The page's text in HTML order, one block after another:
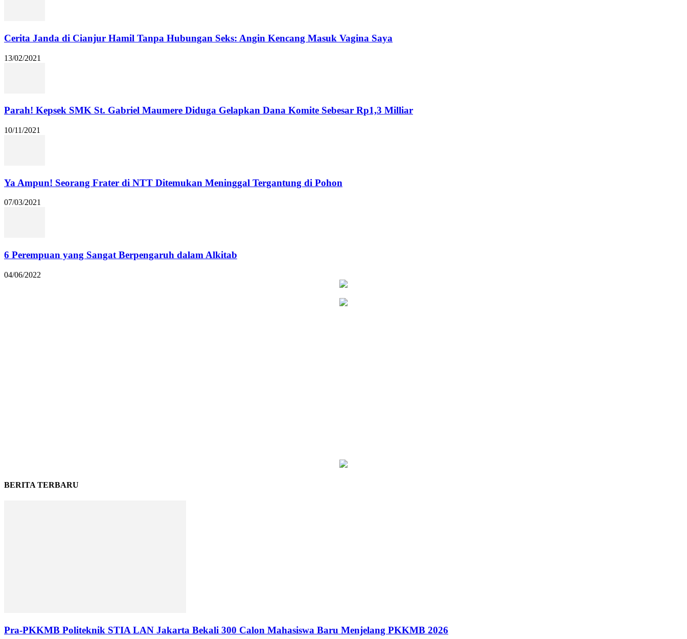
Cerita Janda di Cianjur Hamil Tanpa Hubungan Seks: Angin Kencang Masuk Vagina Saya
13/02/2021
Parah! Kepsek SMK St. Gabriel Maumere Diduga Gelapkan Dana Komite Sebesar Rp1,3 Milliar
10/11/2021
Ya Ampun! Seorang Frater di NTT Ditemukan Meninggal Tergantung di Pohon
07/03/2021
6 Perempuan yang Sangat Berpengaruh dalam Alkitab
04/06/2022
BERITA TERBARU
Pra-PKKMB Politeknik STIA LAN Jakarta Bekali 300 Calon Mahasiswa Baru Menjelang PKKMB 2026